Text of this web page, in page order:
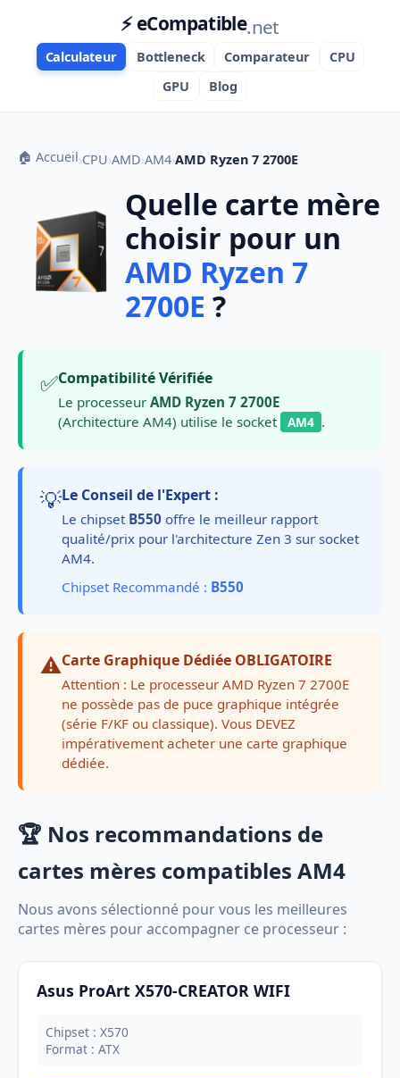
⚡ eCompatible.net
Calculateur Bottleneck Comparateur
CPU
GPU
Blog
🏠 Accueil›CPU›AMD›AM4›AMD Ryzen 7 2700E
Quelle carte mère
choisir pour un
AMD Ryzen 7
2700E ?
✅Compatibilité Vérifiée
Le processeur AMD Ryzen 7 2700E
(Architecture AM4) utilise le socket AM4 .
💡Le Conseil de l'Expert :
Le chipset B550 offre le meilleur rapport
qualité/prix pour l'architecture Zen 3 sur socket
AM4.
Chipset Recommandé : B550
⚠️Carte Graphique Dédiée OBLIGATOIRE
Attention : Le processeur AMD Ryzen 7 2700E
ne possède pas de puce graphique intégrée
(série F/KF ou classique). Vous DEVEZ
impérativement acheter une carte graphique
dédiée.
🏆 Nos recommandations de
cartes mères compatibles AM4
Nous avons sélectionné pour vous les meilleures
cartes mères pour accompagner ce processeur :
Asus ProArt X570-CREATOR WIFI
Chipset : X570
Format : ATX